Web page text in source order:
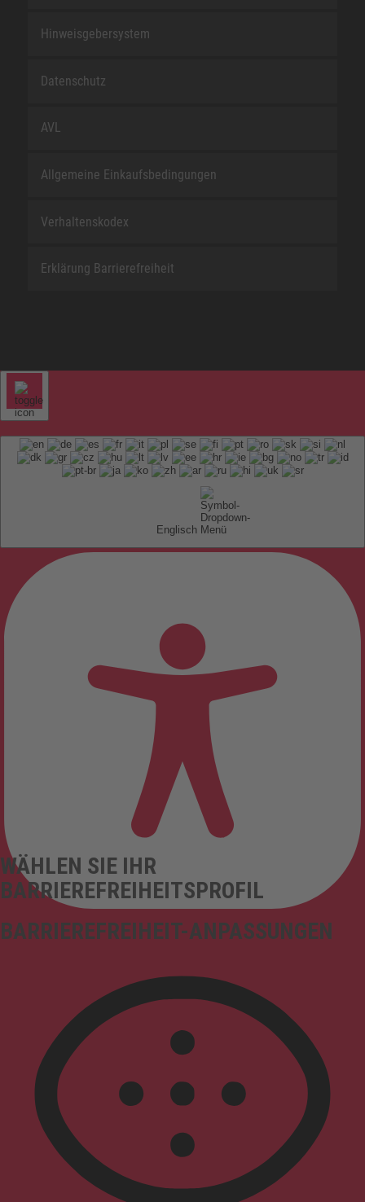
Hinweisgebersystem
Datenschutz
AVL
Allgemeine Einkaufsbedingungen
Verhaltenskodex
Erklärung Barrierefreiheit
Englisch
BARRIEREFREIHEIT-ANPASSUNGEN
WÄHLEN SIE IHR
BARRIEREFREIHEITSPROFIL